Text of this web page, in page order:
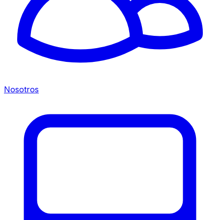
Nosotros